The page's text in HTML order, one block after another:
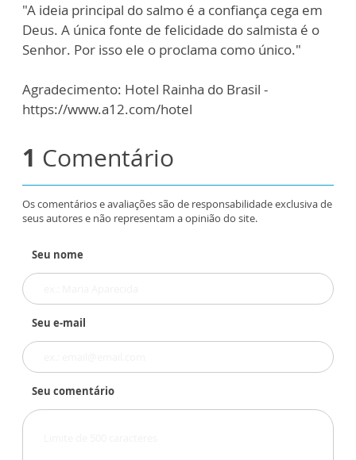
"A ideia principal do salmo é a confiança cega em
Deus. A única fonte de felicidade do salmista é o
Senhor. Por isso ele o proclama como único."
Agradecimento: Hotel Rainha do Brasil -
https://www.a12.com/hotel
1 Comentário
Os comentários e avaliações são de responsabilidade exclusiva de
seus autores e não representam a opinião do site.
Seu nome
Seu e-mail
Seu comentário